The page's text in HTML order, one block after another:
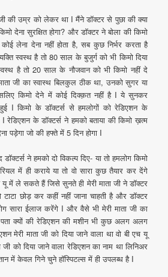
की उम्र को लेकर था I मैंने डॉक्टर से पुछा की क्या
देना सुरक्षित होगा? और डॉक्टर ने बोला की किमो
लेना देना नहीं होता है, सब कुछ निर्भर करता है
स्वस्थ है तो 80 साल के बुजुर्ग को भी किमो दिया
है तो 20 साल के नौजवान को भी किमो नहीं दे
जी का स्वास्थ बिलकुल ठीक था, उनको सुगर या
किमो देने में कोई दिक्क़त नहीं है I ये सुनकर
I किमो के डॉक्टर्स से हमलोगों को रेडिएशन के
रेडिएशन के डॉक्टर्स ने हमको बताया की किमो ख़त्म
पड़ेगा जो की हफ्ते में 5 दिन होगा I
डॉक्टर्स ने हमको दो विकल्प दिए- या तो हमलोग किमो
में ही कराये या तो वो सारा कुछ तैयार कर देंगे
में ले सकते हैं जिसे सुनते ही मेरी माता जी ने डॉक्टर
छोड़ कर कहीं नहीं जाना चाहती है और डॉक्टर
सारा ईलाज करेंगे I और वैसे भी मेरी माता जी का
पता क्यों की रेडिएशन की मशीन भी कुछ अलग अलग
मेरी माता जी को दिया जाने वाला था वो बी एच यू
को दिया जाने वाला रेडिएशन का नाम था लिनिअर
में केवल गिने चुने हॉस्पिटल्स में ही उपलब्ध है I